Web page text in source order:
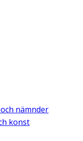
nämnder
konst